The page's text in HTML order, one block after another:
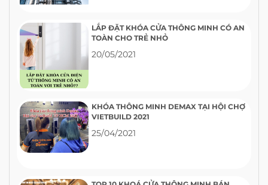
LẮP ĐẶT KHÓA CỬA THÔNG MINH CÓ AN
TOÀN CHO TRẺ NHỎ
20/05/2021
KHÓA THÔNG MINH DEMAX TẠI HỘI CHỢ
VIETBUILD 2021
25/04/2021